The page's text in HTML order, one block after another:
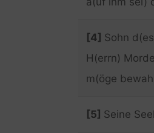
[4] Sohn
H(errn)
m(öge
[5] Seine